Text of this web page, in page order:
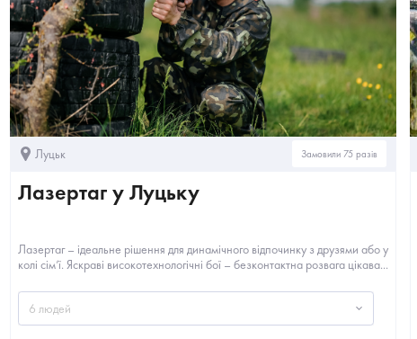
Луцьк Замовили 75 разів
Лазертаг у Луцьку
Лазертаг – ідеальне рішення для динамічного відпочинку з друзями або у
колі сім’ї. Яскраві високотехнологічні бої – безконтактна розвага цікава...
6 людей